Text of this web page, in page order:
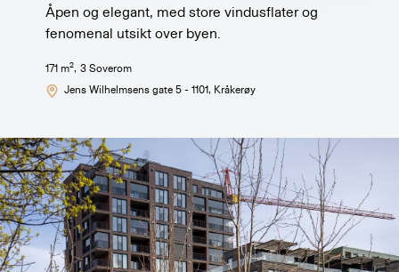
Åpen og elegant, med store vindusflater og
fenomenal utsikt over byen.
171 m2, 3Soverom
Jens Wilhelmsens gate 5 - 1101, Kråkerøy